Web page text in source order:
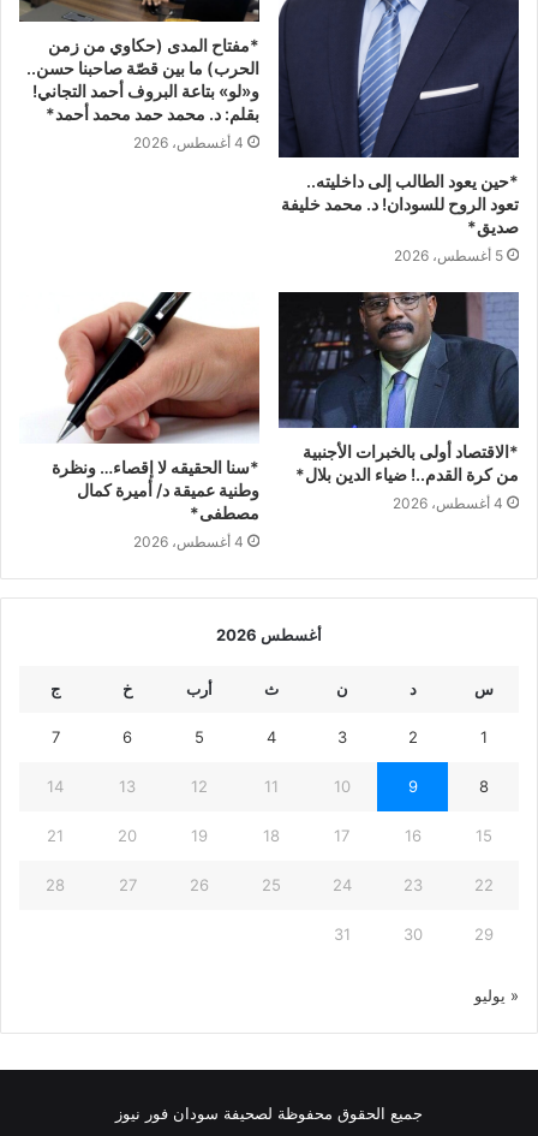
*حين يعود الطالب إلى داخليته..
تعود الروح للسودان! د. محمد خليفة
صديق*
5 أغسطس، 2026
*مفتاح المدى (حكاوي من زمن
الحرب) ما بين قصّة صاحبنا حسن..
و«لو» بتاعة البروف أحمد التجاني!
بقلم: د. محمد حمد محمد أحمد*
4 أغسطس، 2026
*الاقتصاد أولى بالخبرات الأجنبية
من كرة القدم..! ضياء الدين بلال*
4 أغسطس، 2026
*سنا الحقيقه لا إقصاء… ونظرة
وطنية عميقة د/ أميرة كمال
مصطفى*
4 أغسطس، 2026
أغسطس 2026
س د ن ث أرب خ ج
1
2
3
4
5
6
7
8
9
10
11
12
13
14
15
16
17
18
19
20
21
22
23
24
25
26
27
28
29
30
31
« يوليو
جميع الحقوق محفوظة لصحيفة سودان فور نيوز